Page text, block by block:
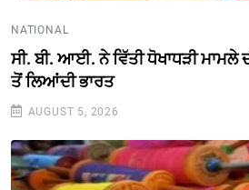
NATIONAL
ਸੀ. ਬੀ. ਆਈ. ਨੇ ਵਿੱਤੀ ਧੋਖਾਧੜੀ
ਤੋਂ ਲਿਆਂਦੀ ਭਾਰਤ
AUGUST 5, 2026